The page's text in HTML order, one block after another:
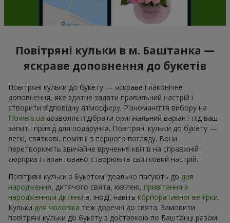
Повітряні кульки в м. Баштанка —
яскраве доповнення до букетів
Повітряні кульки до букету — яскраве і лаконічне
доповнення, яке здатне задати правильний настрій і
створити відповідну атмосферу. Різноманіття вибору на
Flowers.ua дозволяє підібрати оригінальний варіант під ваш
запит і привід для подарунка. Повітряні кульки до букету —
легкі, святкові, помітні з першого погляду. Вони
перетворюють звичайне вручення квітів на справжній
сюрприз і гарантовано створюють святковий настрій.
Повітряні кульки з букетом ідеально пасують до дня
народження, дитячого свята, ювілею, привітання з
народженням дитини а, іноді, навіть корпоративної вечірки.
Кульки для чоловіка теж доречні до свята. Замовити
повітряні кульки до букету з доставкою по Баштанці разом